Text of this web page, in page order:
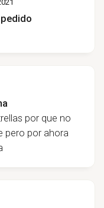
por que no
pero por ahora